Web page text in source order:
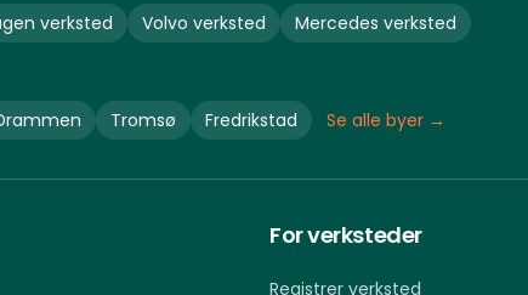
verksted Volvo verksted Mercedes verksted
Tromsø Fredrikstad Se alle byer →
For verksteder
Registrer verksted